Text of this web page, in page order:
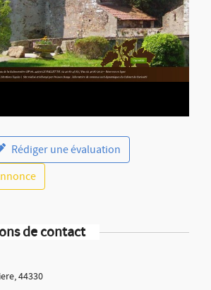
Rédiger une évaluation
de contact
44330